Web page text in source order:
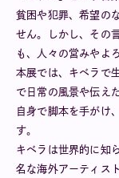
貧困や犯罪、希望の
せん。しかし、その
も、人々の営みやよ
本展では、キベラで
で日常の風景や伝え
自身で脚本を手がけ
す。
キベラは世界的に知
名な海外アーティス